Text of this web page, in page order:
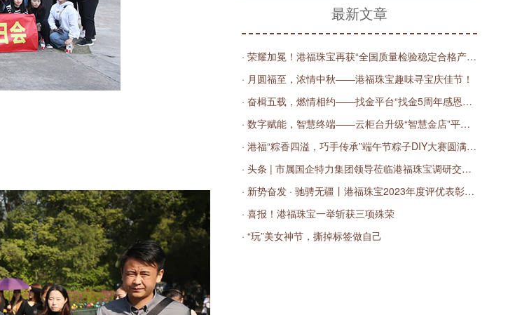
最新文章
· 荣耀加冕！港福珠宝再获“全国质量检验稳定合格产品”殊荣
· 月圆福至，浓情中秋——港福珠宝趣味寻宝庆佳节！
· 奋楫五载，燃情相约——找金平台“找金5周年感恩有您”直播庆典圆满落幕！
· 数字赋能，智慧终端——云柜台升级“智慧金店”平台发布会圆满举办！
· 港福“粽香四溢，巧手传承”端午节粽子DIY大赛圆满落幕
· 头条 | 市属国企特力集团领导莅临港福珠宝调研交流，共商数字化发展之路
· 新势奋发 · 驰骋无疆丨港福珠宝2023年度评优表彰大会圆满举办！
· 喜报！港福珠宝一举斩获三项殊荣
· “玩”美女神节，撕掉标签做自己